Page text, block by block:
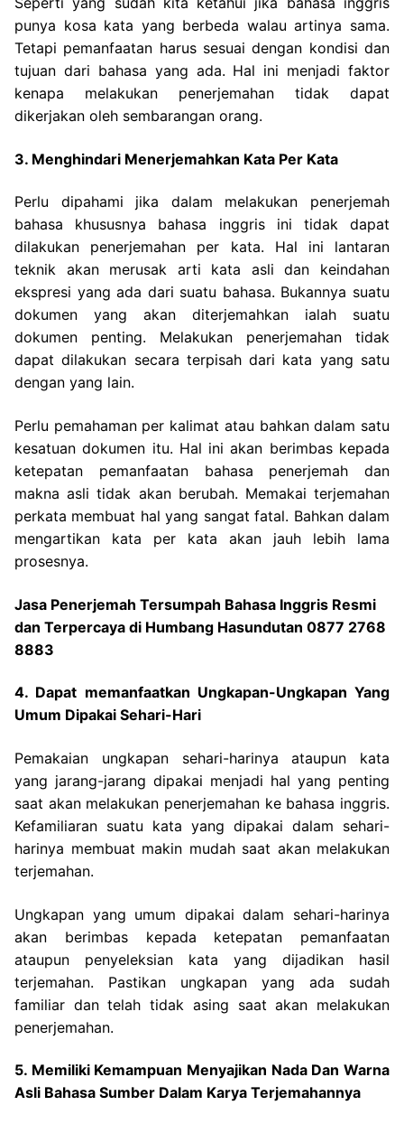
punya kosa kata yang berbeda walau artinya sama.
Tetapi pemanfaatan harus sesuai dengan kondisi dan
tujuan dari bahasa yang ada. Hal ini menjadi faktor
kenapa melakukan penerjemahan tidak dapat
dikerjakan oleh sembarangan orang.
3. Menghindari Menerjemahkan Kata Per Kata
Perlu dipahami jika dalam melakukan penerjemah
bahasa khususnya bahasa inggris ini tidak dapat
dilakukan penerjemahan per kata. Hal ini lantaran
teknik akan merusak arti kata asli dan keindahan
ekspresi yang ada dari suatu bahasa. Bukannya suatu
dokumen yang akan diterjemahkan ialah suatu
dokumen penting. Melakukan penerjemahan tidak
dapat dilakukan secara terpisah dari kata yang satu
dengan yang lain.
Perlu pemahaman per kalimat atau bahkan dalam satu
kesatuan dokumen itu. Hal ini akan berimbas kepada
ketepatan pemanfaatan bahasa penerjemah dan
makna asli tidak akan berubah. Memakai terjemahan
perkata membuat hal yang sangat fatal. Bahkan dalam
mengartikan kata per kata akan jauh lebih lama
prosesnya.
Jasa Penerjemah Tersumpah Bahasa Inggris Resmi
dan Terpercaya di Humbang Hasundutan 0877 2768
8883
4. Dapat memanfaatkan Ungkapan-Ungkapan Yang
Umum Dipakai Sehari-Hari
Pemakaian ungkapan sehari-harinya ataupun kata
yang jarang-jarang dipakai menjadi hal yang penting
saat akan melakukan penerjemahan ke bahasa inggris.
Kefamiliaran suatu kata yang dipakai dalam sehari-
harinya membuat makin mudah saat akan melakukan
terjemahan.
Ungkapan yang umum dipakai dalam sehari-harinya
akan berimbas kepada ketepatan pemanfaatan
ataupun penyeleksian kata yang dijadikan hasil
terjemahan. Pastikan ungkapan yang ada sudah
familiar dan telah tidak asing saat akan melakukan
penerjemahan.
5. Memiliki Kemampuan Menyajikan Nada Dan Warna
Asli Bahasa Sumber Dalam Karya Terjemahannya